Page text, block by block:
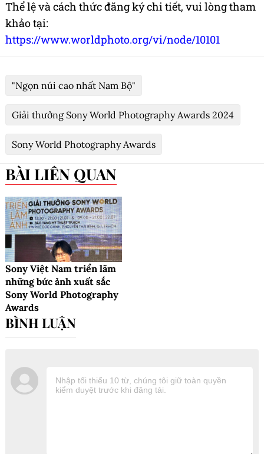
Thể lệ và cách thức đăng ký chi tiết, vui lòng tham
khảo tại:
https://www.worldphoto.org/vi/node/10101
"Ngọn núi cao nhất Nam Bộ"
Giải thưởng Sony World Photography Awards 2024
Sony World Photography Awards
BÀI LIÊN QUAN
Sony Việt Nam triển lãm
những bức ảnh xuất sắc
Sony World Photography
Awards